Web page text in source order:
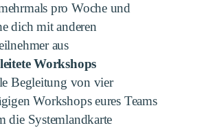
pro Woche und
dich mit anderen
aus
Workshops
Begleitung von vier
Workshops eures Teams
die Systemlandkarte